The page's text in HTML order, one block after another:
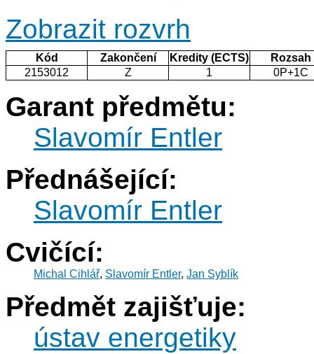
Zobrazit rozvrh
Kód Zakončení Kredity (ECTS)
Rozsah
2153012
Z 1 0P+1C
Garant předmětu:
Slavomír Entler
Přednášející:
Slavomír Entler
Cvičící:
Michal Cihlář, Slavomír Entler, Jan Syblík
Předmět zajišťuje:
ústav energetiky